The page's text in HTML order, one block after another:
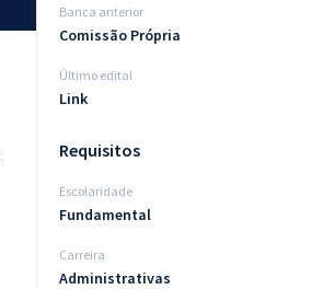
Banca anterior
Comissão Própria
Último edital
Link
Requisitos
Escolaridade
Fundamental
Carreira
Administrativas